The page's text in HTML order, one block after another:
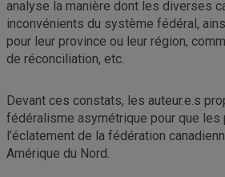
analyse la manière dont les diverses
inconvénients du système fédéral,
pour leur province ou leur région,
de réconciliation, etc.
Devant ces constats, les auteur.e.s
fédéralisme asymétrique pour que les
l’éclatement de la fédération
Amérique du Nord.